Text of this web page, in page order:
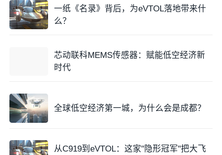
旋翼直驱电力总成，成为核心动力系统供应商。
应用场景：跨城高效通勤与高端出行、医疗救援、应急
搜救、公务巡检等。
2. 峰飞航空科技：V5000“天际龙”——全球首款5吨级
混动eVTOL
eVTOL的转换飞行，成为全球首家将eVTOL起飞重量
一纸《名录》背后，为eVTOL落地带来什
么？
芯动联科MEMS传感器：赋能低空经济新
时代
全球低空经济第一城，为什么会是成都？
从C919到eVTOL：这家"隐形冠军"把大飞